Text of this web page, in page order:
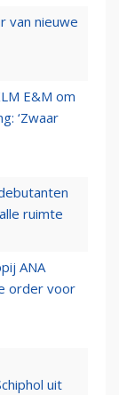
van nieuwe
E&M om
‘Zwaar
ruimte
ANA
order voor
uit